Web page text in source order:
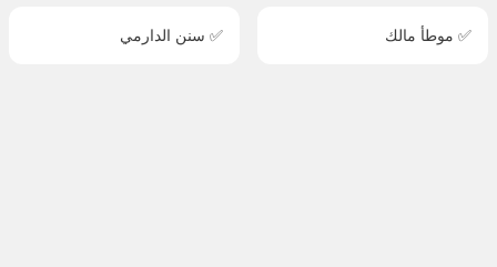
✅ موطأ مالك ✅ سنن الدارمي